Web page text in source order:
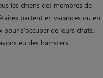
les chiens des membres de
partent en vacances ou en
pour s'occuper de leurs chats.
eu des hamsters.